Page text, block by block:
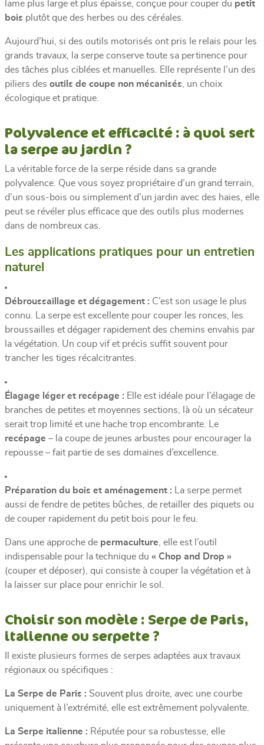
lame plus large et plus épaisse, conçue pour couper du petit
bois plutôt que des herbes ou des céréales.
Aujourd’hui, si des outils motorisés ont pris le relais pour les
grands travaux, la serpe conserve toute sa pertinence pour
des tâches plus ciblées et manuelles. Elle représente l’un des
piliers des outils de coupe non mécanisés , un choix
écologique et pratique.
Polyvalence et efficacité : à quoi sert
la serpe au jardin ?
La véritable force de la serpe réside dans sa grande
polyvalence. Que vous soyez propriétaire d’un grand terrain,
d’un sous-bois ou simplement d’un jardin avec des haies, elle
peut se révéler plus efficace que des outils plus modernes
dans de nombreux cas.
Les applications pratiques pour un entretien
naturel
Débroussaillage et dégagement : C’est son usage le plus
connu. La serpe est excellente pour couper les ronces, les
broussailles et dégager rapidement des chemins envahis par
la végétation. Un coup vif et précis suffit souvent pour
trancher les tiges récalcitrantes.
Élagage léger et recépage : Elle est idéale pour l’élagage de
branches de petites et moyennes sections, là où un sécateur
serait trop limité et une hache trop encombrante. Le
recépage – la coupe de jeunes arbustes pour encourager la
repousse – fait partie de ses domaines d’excellence.
Préparation du bois et aménagement : La serpe permet
aussi de fendre de petites bûches, de retailler des piquets ou
de couper rapidement du petit bois pour le feu.
Dans une approche de permaculture , elle est l’outil
indispensable pour la technique du « Chop and Drop »
(couper et déposer), qui consiste à couper la végétation et à
la laisser sur place pour enrichir le sol.
Choisir son modèle : Serpe de Paris,
italienne ou serpette ?
Il existe plusieurs formes de serpes adaptées aux travaux
régionaux ou spécifiques :
La Serpe de Paris : Souvent plus droite, avec une courbe
uniquement à l’extrémité, elle est extrêmement polyvalente.
La Serpe italienne : Réputée pour sa robustesse, elle